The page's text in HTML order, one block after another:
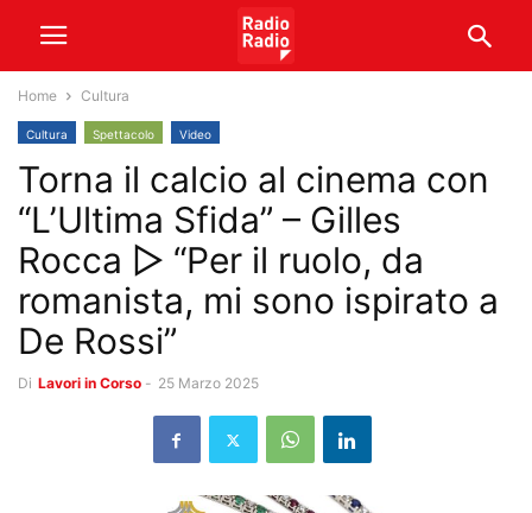
Home Cultura
Cultura Spettacolo Video
Torna il calcio al cinema con
“L’Ultima Sfida” – Gilles
Rocca ▷ “Per il ruolo, da
romanista, mi sono ispirato a
De Rossi”
Di Lavori in Corso - 25 Marzo 2025